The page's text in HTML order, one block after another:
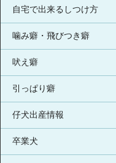
自宅で出来るしつけ方
噛み癖・飛びつき癖
吠え癖
引っぱり癖
仔犬出産情報
卒業犬